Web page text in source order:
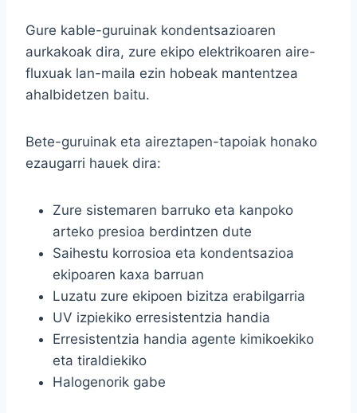
Gure kable-guruinak kondentsazioaren
aurkakoak dira, zure ekipo elektrikoaren aire-
fluxuak lan-maila ezin hobeak mantentzea
ahalbidetzen baitu.
Bete-guruinak eta aireztapen-tapoiak honako
ezaugarri hauek dira:
Zure sistemaren barruko eta kanpoko
arteko presioa berdintzen dute
Saihestu korrosioa eta kondentsazioa
ekipoaren kaxa barruan
Luzatu zure ekipoen bizitza erabilgarria
UV izpiekiko erresistentzia handia
Erresistentzia handia agente kimikoekiko
eta tiraldiekiko
Halogenorik gabe